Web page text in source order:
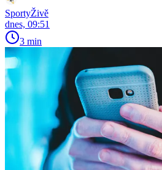
SportyŽivě
dnes, 09:51
3 min